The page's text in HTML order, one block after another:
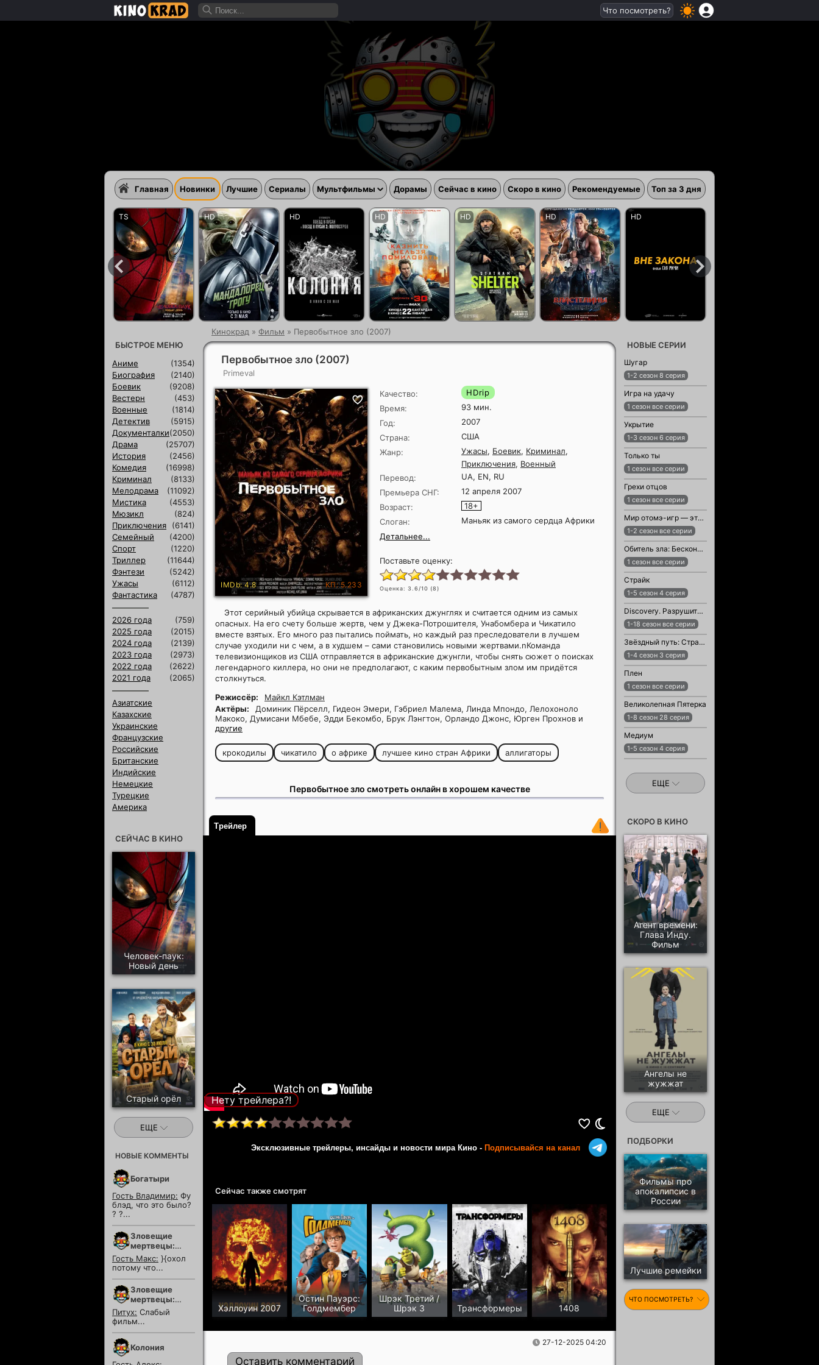
Кинокрад » Фильм » Первобытное зло (2007)
Первобытное зло (2007)
Primeval
IMDb: 4.8 КП: 5.233
Качество:
HDrip
Время:
93 мин.
Год:
2007
Страна:
США
Жанр:
Ужасы, Боевик, Криминал,
Приключения, Военный
Перевод:
UA, EN, RU
Премьера СНГ:
12 апреля 2007
Возраст:
18+
Слоган:
Маньяк из самого сердца Африки
Детальнее...
Поставьте оценку:
Оценка: 3.6/10 (8)
Этот серийный убийца скрывается в африканских джунглях и считается одним из самых
опасных. На его счету больше жертв, чем у Джека-Потрошителя, Унабомбера и Чикатило
вместе взятых. Его много раз пытались поймать, но каждый раз преследователи в лучшем
случае уходили ни с чем, а в худшем – сами становились новыми жертвами.nКоманда
телевизионщиков из США отправляется в африканские джунгли, чтобы снять сюжет о поисках
легендарного киллера, но они не предполагают, с каким первобытным злом им придётся
столкнуться.
Режиссёр:
Майкл Кэтлман
Актёры:
Доминик Пёрселл, Гидеон Эмери, Гэбриел Малема, Линда Мпондо, Лелохоноло
Макоко, Думисани Мбебе, Эдди Бекомбо, Брук Лэнгтон, Орландо Джонс, Юрген Прохнов и
другие
крокодилы чикатило о африке лучшее кино стран Африки аллигаторы
Первобытное зло смотреть онлайн в хорошем качестве
Трейлер
Нету трейлера?!
Эксклюзивные трейлеры, инсайды и новости мира Кино - Подписывайся на канал
Сейчас также смотрят
Хэллоуин 2007
Остин Пауэрс:
Голдмембер
Шрэк Третий /
Шрэк 3
Трансформеры 1408
27-12-2025 04:20
Оставить комментарий
БЫСТРОЕ МЕНЮ
Аниме
(1354)
Биография
(2140)
Боевик
(9208)
Вестерн
(453)
Военные
(1814)
Детектив
(5915)
Документалки(2050)
Драма
(25707)
История
(2456)
Комедия
(16998)
Криминал
(8133)
Мелодрама
(11092)
Мистика
(4553)
Мюзикл
(824)
Приключения
(6141)
Семейный
(4200)
Спорт
(1220)
Триллер
(11644)
Фэнтези
(5242)
Ужасы
(6112)
Фантастика
(4787)
2026 года
(759)
2025 года
(2015)
2024 года
(2139)
2023 года
(2973)
2022 года
(2622)
2021 года
(2065)
Азиатские
Казахские
Украинские
Французские
Российские
Британские
Индийские
Немецкие
Турецкие
Америка
СЕЙЧАС В КИНО
Человек-паук:
Новый день
Старый орёл
ЕЩЕ
НОВЫЕ КОММЕНТЫ
Богатыри
Гость Владимир: Фу
блэд, что это было?
? ?...
Зловещие
мертвецы:
Пекло
Гость Макс: }{охол
потому что...
Зловещие
мертвецы:
Пекло
Питух: Слабый
фильм...
Колония
НОВЫЕ СЕРИИ
Шугар
1-2 сезон 8 серия
Игра на удачу
1 сезон все серии
Укрытие
1-3 сезон 6 серия
Только ты
1 сезон все серии
Грехи отцов
1 сезон все серии
Мир отомэ-игр — это тяжёлый мир для мобов
1-2 сезон все серии
Обитель зла: Бесконечная тьма
1 сезон все серии
Страйк
1-5 сезон 4 серия
Discovery. Разрушители легенд
1-18 сезон все серии
Звёздный путь: Странные новые миры
1-4 сезон 3 серия
Плен
1 сезон все серии
Великолепная Пятерка
1-8 сезон 28 серия
Медиум
1-5 сезон 4 серия
ЕЩЕ
СКОРО В КИНО
Агент времени:
Глава Инду.
Фильм
Ангелы не
жужжат
ЕЩЕ
ПОДБОРКИ
Фильмы про
апокалипсис в
России
Лучшие ремейки
ЧТО ПОСМОТРЕТЬ?
Главная Новинки Лучшие Сериалы Мультфильмы Дорамы Сейчас в кино Скоро в кино Рекомендуемые Топ за 3 дня
Что посмотреть?